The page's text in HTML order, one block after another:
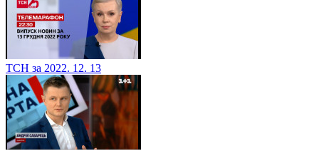
ТСН за 2022. 12. 13